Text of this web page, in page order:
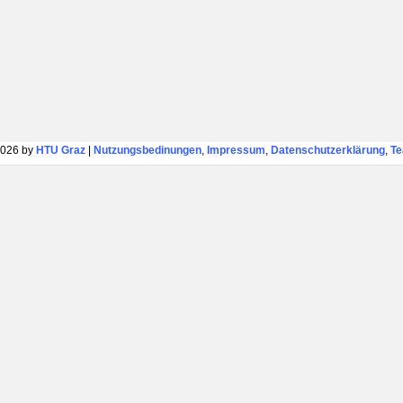
by HTU Graz| Nutzungsbedinungen, Impressum, Datenschutzerklärung,